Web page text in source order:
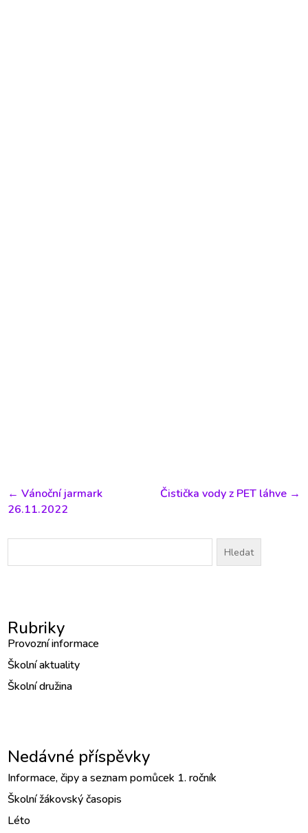
←Vánoční jarmark
26.11.2022
Čistička vody z PET láhve→
Vyhledávání
Rubriky
Provozní informace
Školní aktuality
Školní družina
Nedávné příspěvky
Informace, čipy a seznam pomůcek 1. ročník
Školní žákovský časopis
Léto